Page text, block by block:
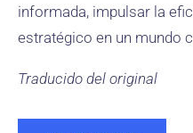
informada, impulsar la
estratégico en un mundo
Traducido del original